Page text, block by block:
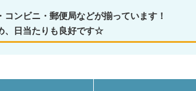
ンビニ・郵便局などが揃っています！
、日当たりも良好です☆